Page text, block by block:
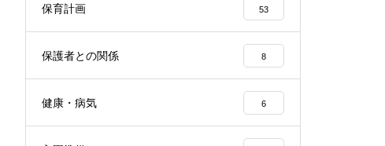
保育計画 53
保護者との関係 8
健康・病気 6